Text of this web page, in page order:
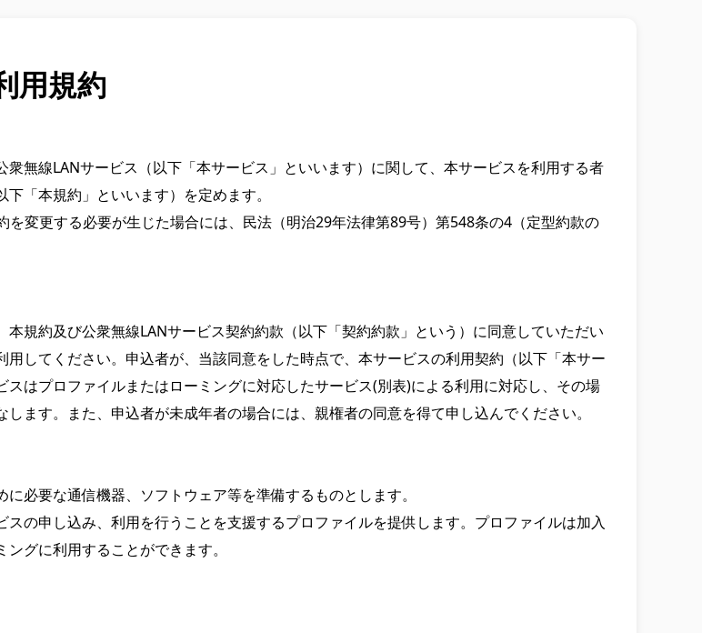
用規約
無線LANサービス（以下「本サービス」といいます）に関して、本サービスを利用する者
「本規約」といいます）を定めます。
変更する必要が生じた場合には、民法（明治29年法律第89号）第548条の4（定型約款の
規約及び公衆無線LANサービス契約約款（以下「契約約款」という）に同意していただい
してください。申込者が、当該同意をした時点で、本サービスの利用契約（以下「本サー
はプロファイルまたはローミングに対応したサービス(別表)による利用に対応し、その場
ます。また、申込者が未成年者の場合には、親権者の同意を得て申し込んでください。
必要な通信機器、ソフトウェア等を準備するものとします。
の申し込み、利用を行うことを支援するプロファイルを提供します。プロファイルは加入
グに利用することができます。